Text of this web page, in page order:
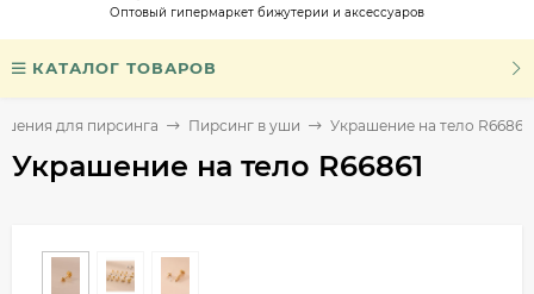
Оптовый гипермаркет бижутерии и аксессуаров
КАТАЛОГ ТОВАРОВ
для пирсинга Пирсинг в уши Украшение на тело R66861
Украшение на тело R66861